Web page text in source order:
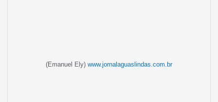
(Emanuel Ely) www.jornalaguaslindas.com.br